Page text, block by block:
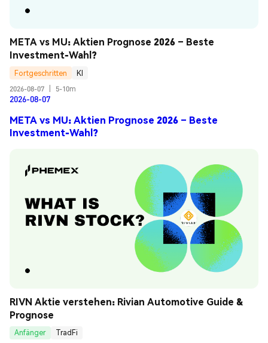
META vs MU: Aktien Prognose 2026 – Beste
Investment-Wahl?
Fortgeschritten
KI
2026-08-07
5-10m
2026-08-07
META vs MU: Aktien Prognose 2026 – Beste
Investment-Wahl?
RIVN Aktie verstehen: Rivian Automotive Guide &
Prognose
Anfänger
TradFi